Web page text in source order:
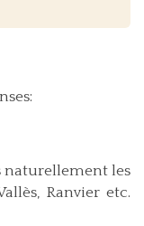
naturellement les
Ranvier etc.